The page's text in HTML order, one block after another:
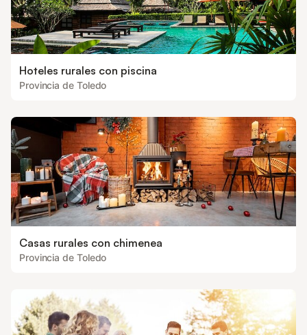
Hoteles rurales con piscina
Provincia de Toledo
Casas rurales con chimenea
Provincia de Toledo